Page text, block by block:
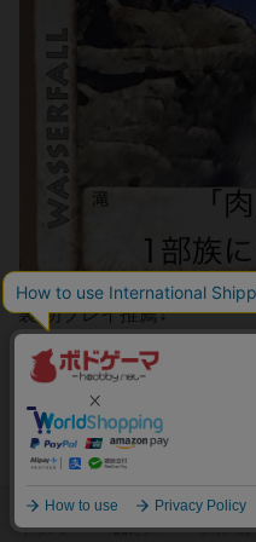
裏 初プレイ推薦↓